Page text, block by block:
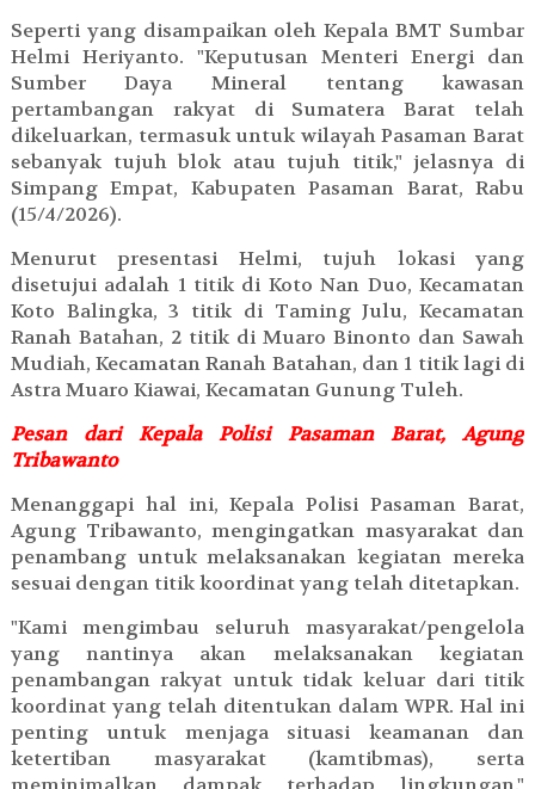
Seperti yang disampaikan oleh Kepala BMT Sumbar
Helmi Heriyanto. "Keputusan Menteri Energi dan
Sumber Daya Mineral tentang kawasan
pertambangan rakyat di Sumatera Barat telah
dikeluarkan, termasuk untuk wilayah Pasaman Barat
sebanyak tujuh blok atau tujuh titik," jelasnya di
Simpang Empat, Kabupaten Pasaman Barat, Rabu
(15/4/2026).
Menurut presentasi Helmi, tujuh lokasi yang
disetujui adalah 1 titik di Koto Nan Duo, Kecamatan
Koto Balingka, 3 titik di Taming Julu, Kecamatan
Ranah Batahan, 2 titik di Muaro Binonto dan Sawah
Mudiah, Kecamatan Ranah Batahan, dan 1 titik lagi di
Astra Muaro Kiawai, Kecamatan Gunung Tuleh.
Pesan dari Kepala Polisi Pasaman Barat, Agung
Tribawanto
Menanggapi hal ini, Kepala Polisi Pasaman Barat,
Agung Tribawanto, mengingatkan masyarakat dan
penambang untuk melaksanakan kegiatan mereka
sesuai dengan titik koordinat yang telah ditetapkan.
"Kami mengimbau seluruh masyarakat/pengelola
yang nantinya akan melaksanakan kegiatan
penambangan rakyat untuk tidak keluar dari titik
koordinat yang telah ditentukan dalam WPR. Hal ini
penting untuk menjaga situasi keamanan dan
ketertiban masyarakat (kamtibmas), serta